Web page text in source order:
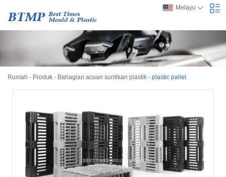
Melayu
Rumah - Produk - Bahagian acuan suntikan plastik - plastic pallet